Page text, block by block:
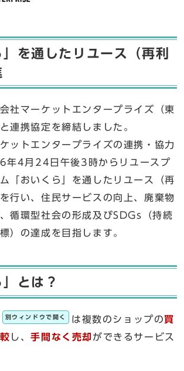
」を通したリユース（再利
社マーケットエンタープライズ（東
連携協定を締結しました。
ットエンタープライズの連携・協力
年4月24日午後3時からリユースプ
「おいくら」を通したリユース（再
行い、住民サービスの向上、廃棄物
循環型社会の形成及びSDGs（持続
）の達成を目指します。
」とは？
別ウィンドウで開く は複数のショップの買
し、手間なく売却 ができるサービス